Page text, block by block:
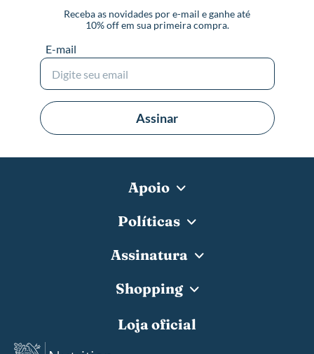
Receba as novidades por e-mail e ganhe até
10% off em sua primeira compra.
E-mail
Assinar
Apoio
Políticas
Assinatura
Shopping
Loja oficial